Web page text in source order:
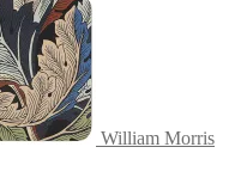
William Morris